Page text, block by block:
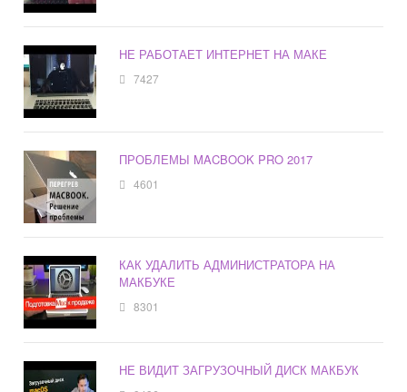
НЕ РАБОТАЕТ ИНТЕРНЕТ НА МАКЕ
7427
ПРОБЛЕМЫ MACBOOK PRO 2017
4601
КАК УДАЛИТЬ АДМИНИСТРАТОРА НА
МАКБУКЕ
8301
НЕ ВИДИТ ЗАГРУЗОЧНЫЙ ДИСК МАКБУК